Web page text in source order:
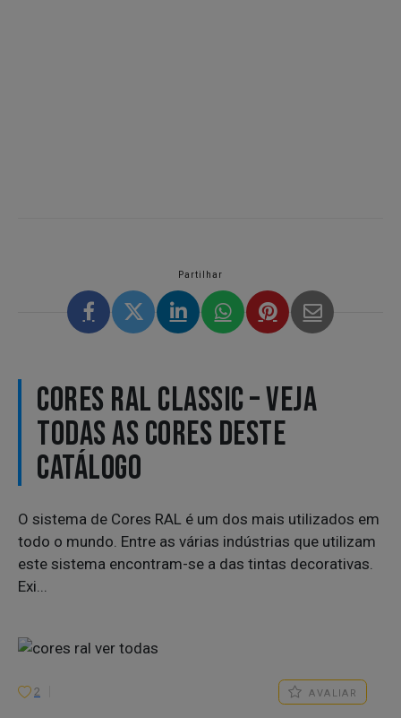
Partilhar
CORES RAL CLASSIC – VEJA
TODAS AS CORES DESTE
CATÁLOGO
O sistema de Cores RAL é um dos mais utilizados em
todo o mundo. Entre as várias indústrias que utilizam
este sistema encontram-se a das tintas decorativas.
Exi...
2 AVALIAR